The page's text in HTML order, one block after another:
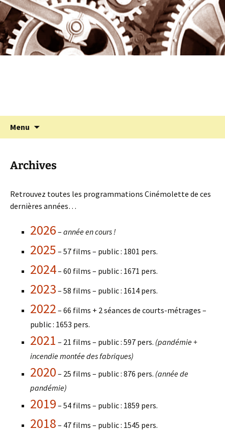
Aller
au
contenu
Cinémolette
Programmation cinéma à St Julien Molin
Molette
Menu
Archives
Retrouvez toutes les programmations Cinémolette de ces
dernières années…
2026 – année en cours !
2025 – 57 films – public : 1801 pers.
2024– 60 films – public : 1671 pers.
2023 – 58 films – public : 1614 pers.
2022 – 66 films + 2 séances de courts-métrages –
public : 1653 pers.
2021 – 21 films – public : 597 pers. (pandémie +
incendie montée des fabriques)
2020 – 25 films – public : 876 pers. (année de
pandémie)
2019 – 54 films – public : 1859 pers.
2018 – 47 films – public : 1545 pers.